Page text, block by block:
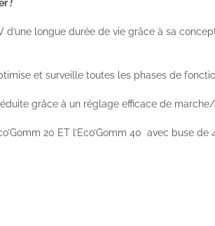
!
d’une longue durée de vie grâce à sa
et surveille toutes les phases de
grâce à un réglage efficace de
20 ET l’Eco’Gomm 40 avec buse de